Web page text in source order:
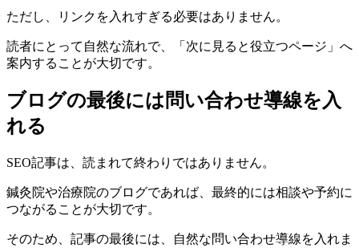
ただし、リンクを入れすぎる必要はありません。
読者にとって自然な流れで、「次に見ると役立つページ」へ
案内することが大切です。
ブログの最後には問い合わせ導線を入
れる
SEO記事は、読まれて終わりではありません。
鍼灸院や治療院のブログであれば、最終的には相談や予約に
つながることが大切です。
そのため、記事の最後には、自然な問い合わせ導線を入れま